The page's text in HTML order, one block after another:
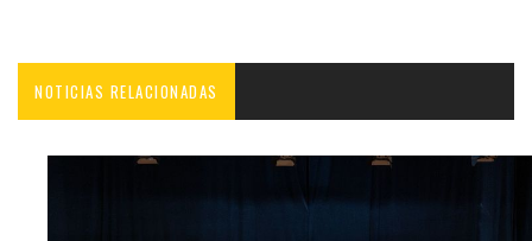
NOTICIAS RELACIONADAS